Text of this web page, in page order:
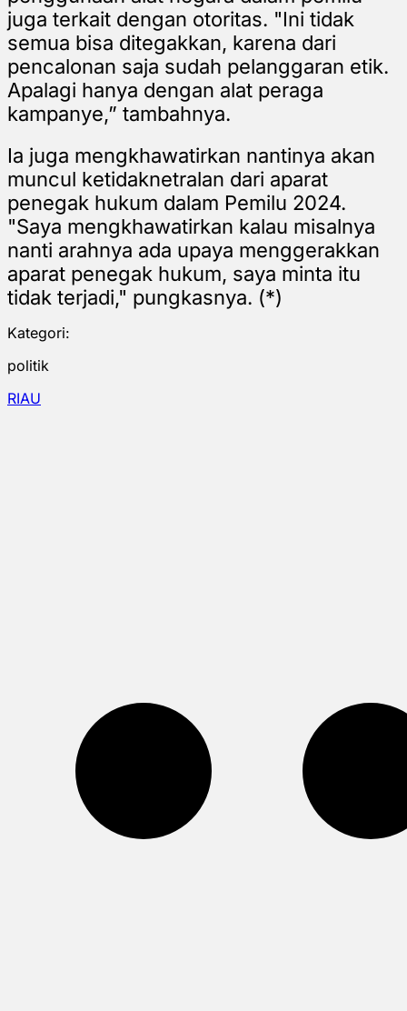
juga terkait dengan otoritas. "Ini tidak
semua bisa ditegakkan, karena dari
pencalonan saja sudah pelanggaran etik.
Apalagi hanya dengan alat peraga
kampanye,” tambahnya.
Ia juga mengkhawatirkan nantinya akan
muncul ketidaknetralan dari aparat
penegak hukum dalam Pemilu 2024.
"Saya mengkhawatirkan kalau misalnya
nanti arahnya ada upaya menggerakkan
aparat penegak hukum, saya minta itu
tidak terjadi," pungkasnya. (*)
Kategori:
politik
RIAU